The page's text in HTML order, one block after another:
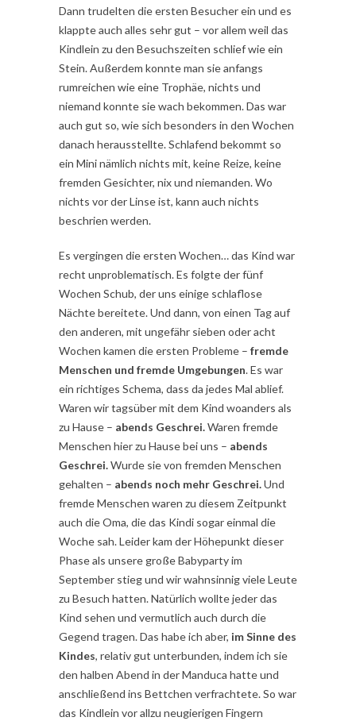
Dann trudelten die ersten Besucher ein und es
klappte auch alles sehr gut – vor allem weil das
Kindlein zu den Besuchszeiten schlief wie ein
Stein. Außerdem konnte man sie anfangs
rumreichen wie eine Trophäe, nichts und
niemand konnte sie wach bekommen. Das war
auch gut so, wie sich besonders in den Wochen
danach herausstellte. Schlafend bekommt so
ein Mini nämlich nichts mit, keine Reize, keine
fremden Gesichter, nix und niemanden. Wo
nichts vor der Linse ist, kann auch nichts
beschrien werden.
Es vergingen die ersten Wochen… das Kind war
recht unproblematisch. Es folgte der fünf
Wochen Schub, der uns einige schlaflose
Nächte bereitete. Und dann, von einen Tag auf
den anderen, mit ungefähr sieben oder acht
Wochen kamen die ersten Probleme – fremde
Menschen und fremde Umgebungen. Es war
ein richtiges Schema, dass da jedes Mal ablief.
Waren wir tagsüber mit dem Kind woanders als
zu Hause – abends Geschrei.Waren fremde
Menschen hier zu Hause bei uns – abends
Geschrei.Wurde sie von fremden Menschen
gehalten – abends noch mehr Geschrei.Und
fremde Menschen waren zu diesem Zeitpunkt
auch die Oma, die das Kindi sogar einmal die
Woche sah. Leider kam der Höhepunkt dieser
Phase als unsere große Babyparty im
September stieg und wir wahnsinnig viele Leute
zu Besuch hatten. Natürlich wollte jeder das
Kind sehen und vermutlich auch durch die
Gegend tragen. Das habe ich aber, im Sinne des
Kindes, relativ gut unterbunden, indem ich sie
den halben Abend in der Manduca hatte und
anschließend ins Bettchen verfrachtete. So war
das Kindlein vor allzu neugierigen Fingern